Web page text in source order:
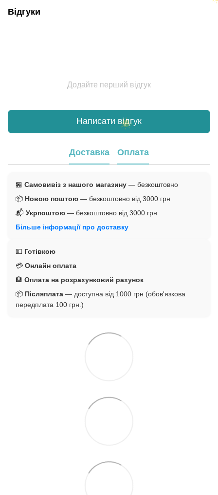
Відгуки
Додайте перший відгук
Написати відгук
Доставка Оплата
🏪 Самовивіз з нашого магазину — безкоштовно
📦 Новою поштою — безкоштовно від 3000 грн
📬 Укрпоштою — безкоштовно від 3000 грн
Більше інформації про доставку
💵 Готівкою
💳 Онлайн оплата
🏦 Оплата на розрахунковий рахунок
📦 Післяплата — доступна від 1000 грн (обов'язкова
передплата 100 грн.)